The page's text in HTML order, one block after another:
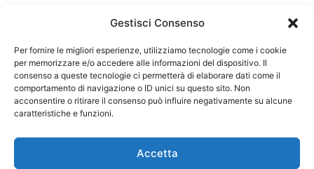
Gestisci Consenso
Per fornire le migliori esperienze, utilizziamo tecnologie come i cookie
per memorizzare e/o accedere alle informazioni del dispositivo. Il
consenso a queste tecnologie ci permetterà di elaborare dati come il
comportamento di navigazione o ID unici su questo sito. Non
acconsentire o ritirare il consenso può influire negativamente su alcune
caratteristiche e funzioni.
Accetta
Federazione Nazionale Degli Ordini dei Biologi:
codice fiscale 80069130583
Responsabile sito internet www.fnob.it: